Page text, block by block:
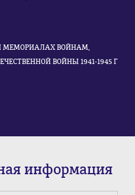
МЕМОРИАЛАХ ВОЙНАМ,
ВОЙНЫ 1941-1945 Г
информация